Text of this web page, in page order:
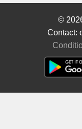
©
Contact: